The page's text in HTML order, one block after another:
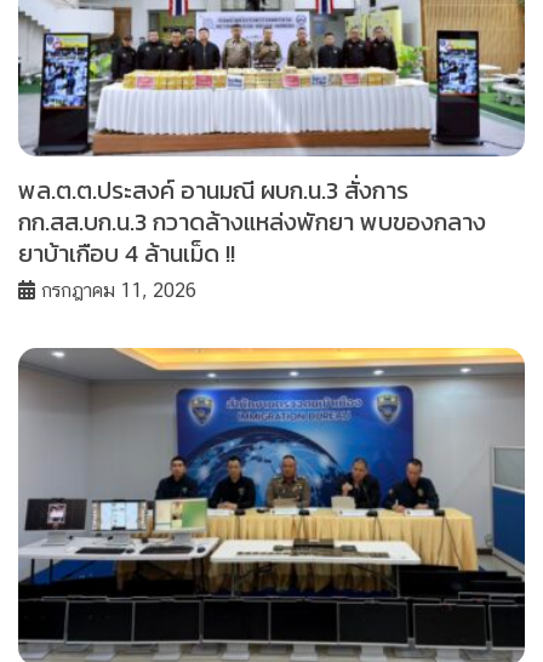
พล.ต.ต.ประสงค์ อานมณี ผบก.น.3 สั่งการ
กก.สส.บก.น.3 กวาดล้างแหล่งพักยา พบของกลาง
ยาบ้าเกือบ 4 ล้านเม็ด !!
กรกฎาคม 11, 2026